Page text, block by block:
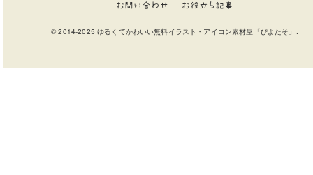
お問い合わせ お役立ち記事
© 2014-2025 ゆるくてかわいい無料イラスト・アイコン素材屋「ぴよたそ」.